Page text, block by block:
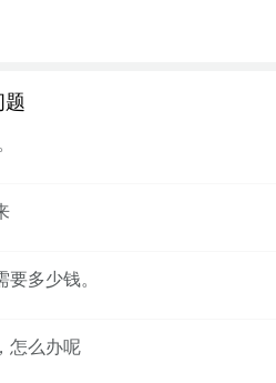
题
多少钱。
怎么办呢